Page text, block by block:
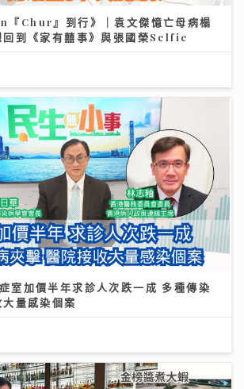
『Chur』到行》｜袁文傑憶亡母病榻
回到《家有囍事》與張國榮Selfie
室加價半年求診人次跌一成 多種傳染
量感染個案